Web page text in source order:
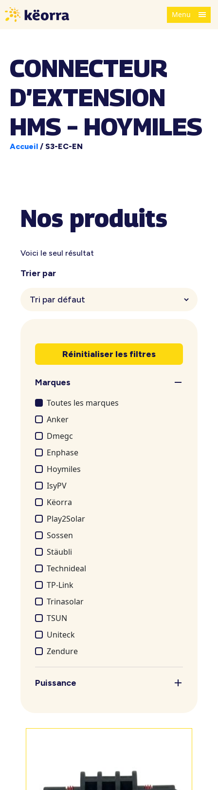
Menu
CONNECTEUR
D’EXTENSION
HMS – HOYMILES
Accueil / S3-EC-EN
Nos produits
Voici le seul résultat
Trier par
Réinitialiser les filtres
Marques
Toutes les marques
Anker
Dmegc
Enphase
Hoymiles
IsyPV
Këorra
Play2Solar
Sossen
Stäubli
Technideal
TP-Link
Trinasolar
TSUN
Uniteck
Zendure
Puissance